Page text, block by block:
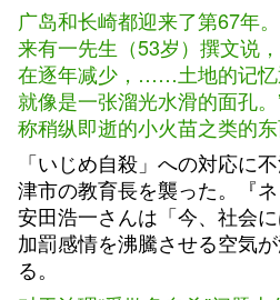
广岛和长崎都迎来了第67年
来有一先生（53岁）撰文说
在逐年减少，……土地的记忆
就像是一张溜光水滑的面孔
称稍纵即逝的小火苗之类的东
「いじめ自殺」への対応に
津市の教育長を襲った。『ネ
安田浩一さんは「今、社会
加罰感情を沸騰させる空気
る。